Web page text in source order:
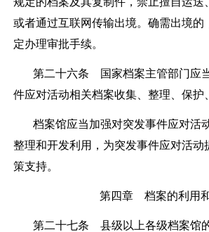
或者通过互联网传输出境。确需出境的
定办理审批手续。
第二十六条 国家档案主管部门应
件应对活动相关档案收集、整理、保护
档案馆应当加强对突发事件应对活
整理和开发利用，为突发事件应对活动
策支持。
第四章 档案的利用
第二十七条 县级以上各级档案馆